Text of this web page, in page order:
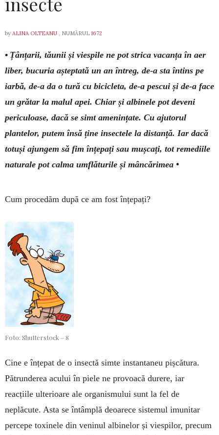
by ALINA OLTEANU , NUMĂRUL 1672
• Țânțarii, tăunii și viespile ne pot strica vacanța în aer
liber, bucu­ria așteptată un an întreg, de-a sta întins pe
iarbă, de-a da o tură cu bicicleta, de-a pescui și de-a face
un grătar la malul apei. Chiar și al­binele pot deveni
periculoase, dacă se simt amenințate. Cu aju­torul
plantelor, putem însă ține insectele la distanță. Iar dacă
totuși ajun­gem să fim înțepați sau mușcați, tot remediile
naturale pot calma umflă­turile și mâncărimea •
Cum procedăm după ce am fost înțepați?
Foto: Shutterstock – 8
Cine e înțepat de o insectă simte instantaneu pișcătura.
Pătrunderea acului în piele ne pro­voa­că durere, iar
reacțiile ulterioare ale organis­mului sunt la fel de
neplăcute. Asta se întâmplă deoarece sistemul imunitar
percepe toxinele din veninul albinelor și viespilor, precum